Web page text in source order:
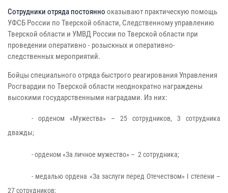
Сотрудники отряда постоянно оказывают практическую помощь
УФСБ России по Тверской области, Следственному управлению
Тверской области и УМВД России по Тверской области при
проведении оперативно - розыскных и оперативно-
следственных мероприятий.
Бойцы специального отряда быстрого реагирования Управления
Росгвардии по Тверской области неоднократно награждены
высокими государственными наградами. Из них:
- орденом «Мужества» – 25 сотрудников, 3 сотрудника
дважды;
- орденом «За личное мужество» – 2 сотрудника;
- медалью ордена «За заслуги перед Отечеством» I степени –
27 сотрудников;